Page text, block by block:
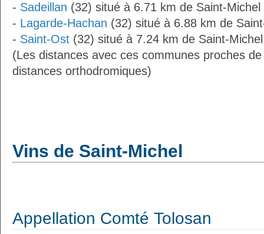
- Sadeillan (32) situé à 6.71 km de Saint-Michel
- Lagarde-Hachan (32) situé à 6.88 km de
- Saint-Ost (32) situé à 7.24 km de Saint-
(Les distances avec ces communes proches
distances orthodromiques)
Vins de Saint-Michel
Appellation Comté Tolosan